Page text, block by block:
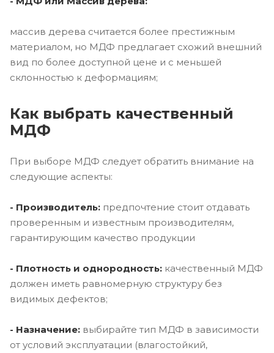
массив дерева считается более престижным
материалом, но МДФ предлагает схожий внешний
вид по более доступной цене и с меньшей
склонностью к деформациям;
Как выбрать качественный
МДФ
При выборе МДФ следует обратить внимание на
следующие аспекты:
- Производитель: предпочтение стоит отдавать
проверенным и известным производителям,
гарантирующим качество продукции
- Плотность и однородность: качественный МДФ
должен иметь равномерную структуру без
видимых дефектов;
- Назначение: выбирайте тип МДФ в зависимости
от условий эксплуатации (влагостойкий,